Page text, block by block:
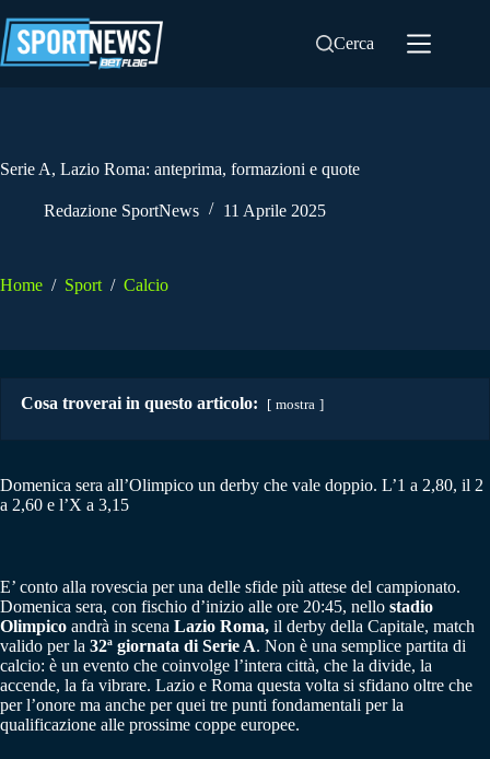
al
contenuto
Cerca
Serie A, Lazio Roma: anteprima, formazioni e quote
Redazione SportNews 11 Aprile 2025
Home / Sport / Calcio
Cosa troverai in questo articolo: mostra
Domenica sera all’Olimpico un derby che vale doppio. L’1 a 2,80, il 2
a 2,60 e l’X a 3,15
E’ conto alla rovescia per una delle sfide più attese del campionato.
Domenica sera, con fischio d’inizio alle ore 20:45, nello stadio
Olimpico andrà in scena Lazio Roma, il derby della Capitale, match
valido per la 32ª giornata di Serie A. Non è una semplice partita di
calcio: è un evento che coinvolge l’intera città, che la divide, la
accende, la fa vibrare. Lazio e Roma questa volta si sfidano oltre che
per l’onore ma anche per quei tre punti fondamentali per la
qualificazione alle prossime coppe europee.